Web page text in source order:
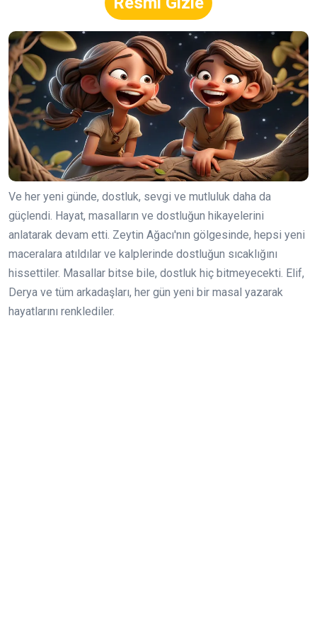
Ve her yeni günde, dostluk, sevgi ve mutluluk daha da
güçlendi. Hayat, masalların ve dostluğun hikayelerini
anlatarak devam etti. Zeytin Ağacı'nın gölgesinde, hepsi yeni
maceralara atıldılar ve kalplerinde dostluğun sıcaklığını
hissettiler. Masallar bitse bile, dostluk hiç bitmeyecekti. Elif,
Derya ve tüm arkadaşları, her gün yeni bir masal yazarak
hayatlarını renklediler.